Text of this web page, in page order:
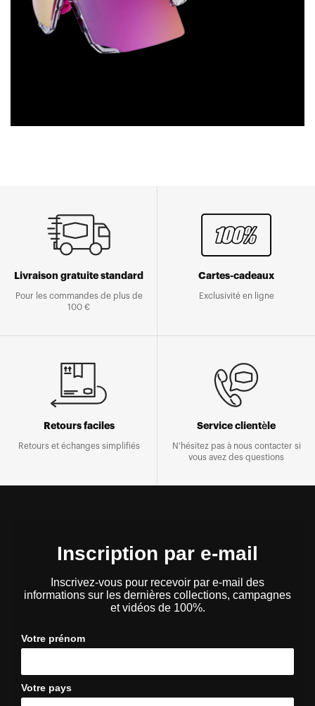
Livraison gratuite standard
Pour les commandes de plus de
100 €
Cartes-cadeaux
Exclusivité en ligne
Retours faciles
Retours et échanges simplifiés
Service clientèle
N'hésitez pas à nous contacter si
vous avez des questions
Inscription par e-mail
Inscrivez-vous pour recevoir par e-mail des
informations sur les dernières collections, campagnes
et vidéos de 100%.
Votre prénom
Votre pays